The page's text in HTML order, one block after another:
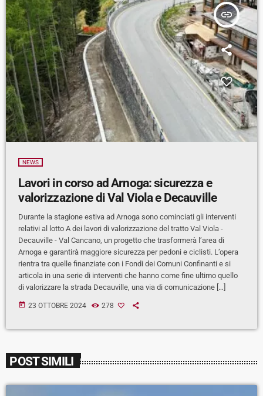
insert_link
NEWS
Lavori in corso ad Arnoga: sicurezza e
valorizzazione di Val Viola e Decauville
Durante la stagione estiva ad Arnoga sono cominciati gli interventi
relativi al lotto A dei lavori di valorizzazione del tratto Val Viola -
Decauville - Val Cancano, un progetto che trasformerà l’area di
Arnoga e garantirà maggiore sicurezza per pedoni e ciclisti. L’opera
rientra tra quelle finanziate con i Fondi dei Comuni Confinanti e si
articola in una serie di interventi che hanno come fine ultimo quello
di valorizzare la strada Decauville, una via di comunicazione […]
today 23 OTTOBRE 2024 278
POST SIMILI